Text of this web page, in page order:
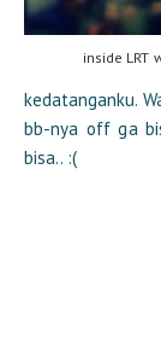
inside LRT
kedatanganku.
bb-nya off ga
bisa.. :(